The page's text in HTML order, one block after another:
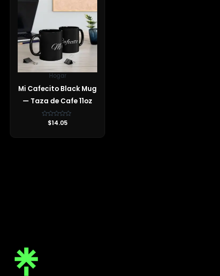
Hogar
Mi Cafecito Black Mug
— Taza de Cafe 11oz
Valorado
con
de
$14.05